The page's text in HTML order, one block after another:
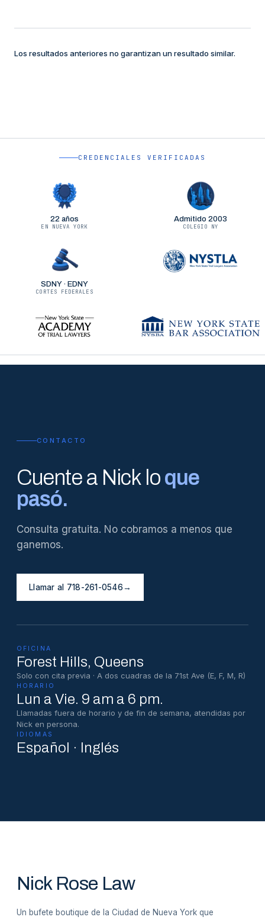
Los resultados anteriores no garantizan un resultado similar.
CREDENCIALES VERIFICADAS
22 años
EN NUEVA YORK
Admitido 2003
COLEGIO NY
SDNY · EDNY
CORTES FEDERALES
CONTACTO
Cuente a Nick lo que
pasó.
Consulta gratuita. No cobramos a menos que
ganemos.
Llamar al 718-261-0546→
OFICINA
Forest Hills, Queens
Solo con cita previa · A dos cuadras de la 71st Ave (E, F, M, R)
HORARIO
Lun a Vie. 9 am a 6 pm.
Llamadas fuera de horario y de fin de semana, atendidas por
Nick en persona.
IDIOMAS
Español · Inglés
Nick Rose Law
Un bufete boutique de la Ciudad de Nueva York que